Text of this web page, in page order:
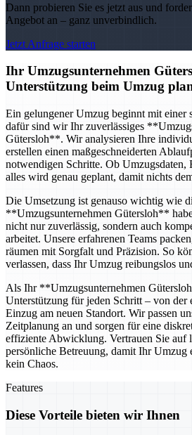
Dann probieren Sie es jetzt aus und
Angebot an – ganz unverbindlich.
Jetzt Anfrage starten
Ihr Umzugsunternehmen
Unterstützung beim Umzug
Ein gelungener Umzug beginnt mit einer
dafür sind wir Ihr zuverlässiges
Gütersloh**. Wir analysieren Ihre
erstellen einen maßgeschneiderten
notwendigen Schritte. Ob Umzugsdaten,
alles wird genau geplant, damit nichts
Die Umsetzung ist genauso wichtig wie
**Umzugsunternehmen Gütersloh**
nicht nur zuverlässig, sondern auch
arbeitet. Unsere erfahrenen Teams
räumen mit Sorgfalt und Präzision. So
verlassen, dass Ihr Umzug reibungslos
Als Ihr **Umzugsunternehmen
Unterstützung für jeden Schritt – von der
Einzug am neuen Standort. Wir passen
Zeitplanung an und sorgen für eine
effiziente Abwicklung. Vertrauen Sie auf
persönliche Betreuung, damit Ihr
kein Chaos.
Features
Diese Vorteile bieten wir Ihnen